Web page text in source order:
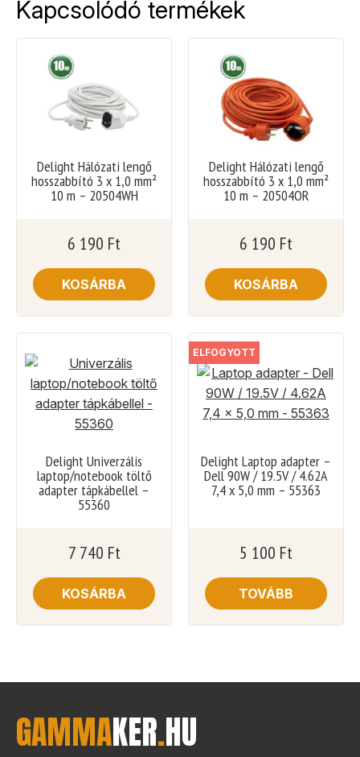
Kapcsolódó termékek
Delight Hálózati lengő
hosszabbító 3 x 1,0 mm²
10 m – 20504WH
6 190 Ft
KOSÁRBA
Delight Hálózati lengő
hosszabbító 3 x 1,0 mm²
10 m – 20504OR
6 190 Ft
KOSÁRBA
Delight Univerzális
laptop/notebook töltő
adapter tápkábellel –
55360
7 740 Ft
KOSÁRBA
ELFOGYOTT
Delight Laptop adapter –
Dell 90W / 19.5V / 4.62A
7,4 x 5,0 mm – 55363
5 100 Ft
TOVÁBB
GAMMAKER.HU